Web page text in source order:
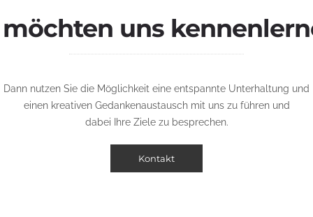
möchten uns
Dann nutzen Sie die Möglichkeit eine entspannte Unterhaltung und
einen kreativen Gedankenaustausch mit uns zu führen und
dabei Ihre Ziele zu besprechen.
Kontakt